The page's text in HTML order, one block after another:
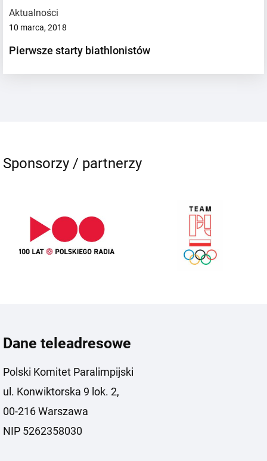
Aktualności
10 marca, 2018
Pierwsze starty biathlonistów
Sponsorzy / partnerzy
Dane teleadresowe
Polski Komitet Paralimpijski
ul. Konwiktorska 9 lok. 2,
00-216 Warszawa
NIP 5262358030